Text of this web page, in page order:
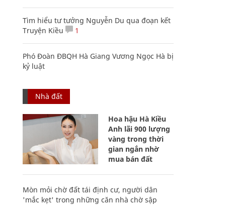
Tìm hiểu tư tưởng Nguyễn Du qua đoạn kết
Truyện Kiều
1
Phó Đoàn ĐBQH Hà Giang Vương Ngọc Hà bị
kỷ luật
Nhà đất
Hoa hậu Hà Kiều
Anh lãi 900 lượng
vàng trong thời
gian ngắn nhờ
mua bán đất
Mòn mỏi chờ đất tái định cư, người dân
'mắc kẹt' trong những căn nhà chờ sập